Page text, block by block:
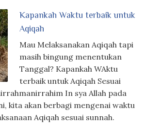
Kapankah Waktu terbaik untuk
Aqiqah
Mau Melaksanakan Aqiqah tapi
masih bingung menentukan
Tanggal? Kapankah WAktu
terbaik untuk Aqiqah Sesuai
In sya Allah pada
kita akan berbagi mengenai waktu
Aqiqah sesuai sunnah.